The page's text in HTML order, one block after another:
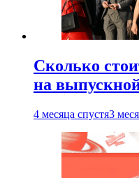
Сколько
на
4 месяца спустя3